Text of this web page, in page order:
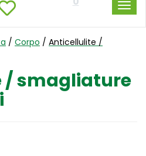
/ Corpo / Anticellulite /
/ smagliature